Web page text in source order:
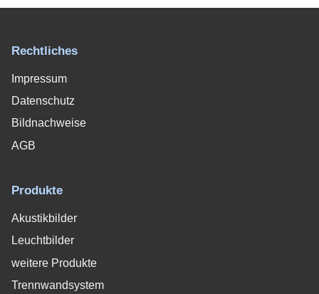
Rechtliches
Impressum
Datenschutz
Bildnachweise
AGB
Produkte
Akustikbilder
Leuchtbilder
weitere Produkte
Trennwandsystem